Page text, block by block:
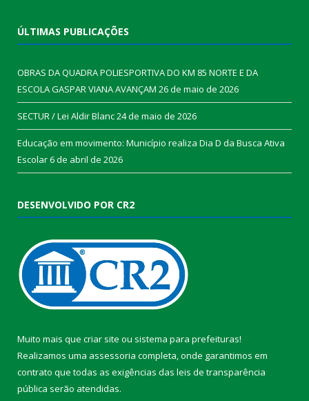
ÚLTIMAS PUBLICAÇÕES
OBRAS DA QUADRA POLIESPORTIVA DO KM 85 NORTE E DA
ESCOLA GASPAR VIANA AVANÇAM 26 de maio de 2026
SECTUR / Lei Aldir Blanc24 de maio de 2026
Educação em movimento: Município realiza Dia D da Busca Ativa
Escolar6 de abril de 2026
DESENVOLVIDO POR CR2
Muito mais que criar site ou sistema para prefeituras!
Realizamos uma assessoria completa, onde garantimos em
contrato que todas as exigências das leis de transparência
pública serão atendidas.